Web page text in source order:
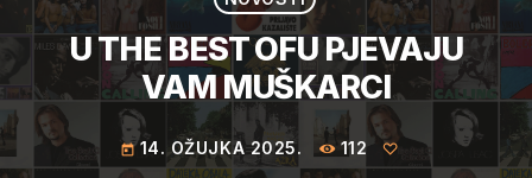
U THE BEST OFU PJEVAJU
VAM MUŠKARCI
today 14. OŽUJKA 2025. 112